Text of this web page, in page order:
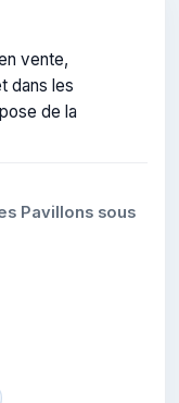
vente,
dans les
de la
Pavillons sous